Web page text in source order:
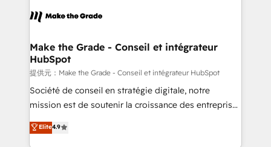
de la productivité des équipes Notre équipe de 30
avec un engagement total, alignant processus
métiers et technologie, et guidant vos équipes à
travers le changement, tout en centrant vos objectifs
d’entreprise. Grâce à une méthodologie éprouvée
auprès de plus de 400 clients, nous comprenons
HubSpot dans votre organisation. Pour toute
Make the Grade - Conseil et intégrateur
HubSpot
提供元：Make the Grade - Conseil et intégrateur HubSpot
Société de conseil en stratégie digitale, notre
mission est de soutenir la croissance des entreprises
B2B à travers l’acquisition de nouveaux clients,
l'intégration CRM et le développement des revenus
Elite4.9